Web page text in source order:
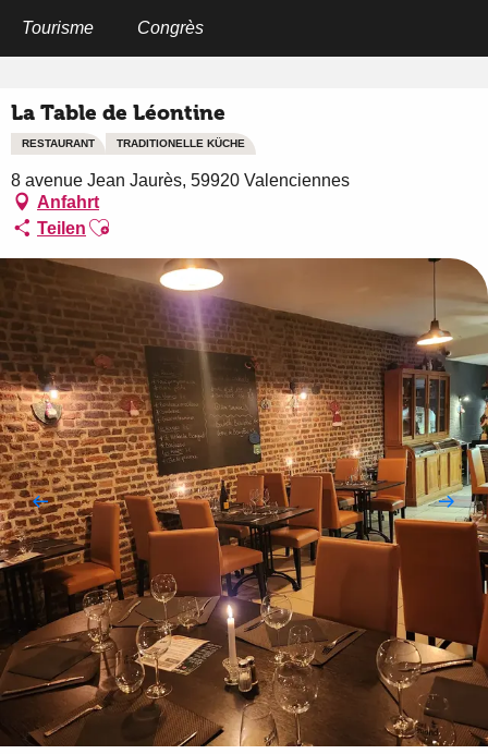
Tourisme Congrès
La Table de Léontine
RESTAURANT TRADITIONELLE KÜCHE
8 avenue Jean Jaurès, 59920 Valenciennes
Anfahrt
Teilen Ajouter aux favoris